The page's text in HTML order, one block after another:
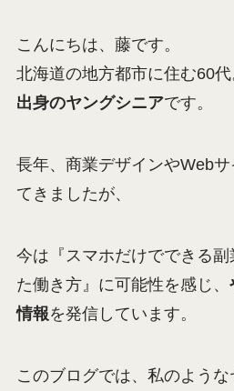
こんにちは、藤です。
北海道の地方都市に住む60代
出身のヤングシニアです。
長年、商業デザインやWeb
てきましたが、
今は『スマホだけでできる
た働き方』に可能性を感じ、
情報を発信しています。
このブログでは、私のよう